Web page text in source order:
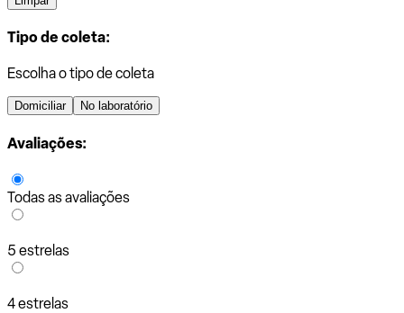
Tipo de coleta:
Escolha o tipo de coleta
Domiciliar No laboratório
Avaliações:
Todas as avaliações
5 estrelas
4 estrelas